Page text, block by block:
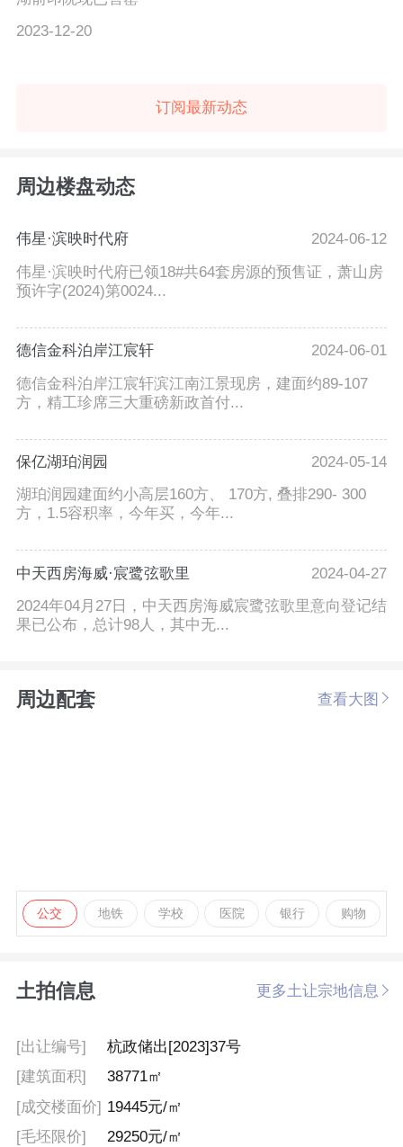
2023-12-20
订阅最新动态
周边楼盘动态
伟星·滨映时代府
2024-06-12
伟星·滨映时代府已领18#共64套房源的预售证，萧山房
预许字(2024)第0024...
德信金科泊岸江宸轩
2024-06-01
德信金科泊岸江宸轩滨江南江景现房，建面约89-107
方，精工珍席三大重磅新政首付...
保亿湖珀润园
2024-05-14
湖珀润园建面约小高层160方、 170方, 叠排290- 300
方，1.5容积率，今年买，今年...
中天西房海威·宸鹭弦歌里
2024-04-27
2024年04月27日，中天西房海威宸鹭弦歌里意向登记结
果已公布，总计98人，其中无...
周边配套 查看大图
公交 地铁 学校 医院 银行 购物
土拍信息 更多土让宗地信息
[出让编号]
杭政储出[2023]37号
[建筑面积]
38771㎡
[成交楼面价] 19445元/㎡
[毛坯限价]
29250元/㎡